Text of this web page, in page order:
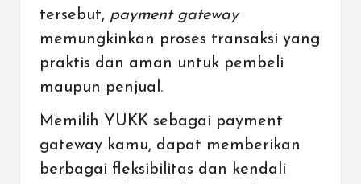
tersebut, payment gateway
memungkinkan proses transaksi yang
praktis dan aman untuk pembeli
maupun penjual.
Memilih YUKK sebagai payment
gateway kamu, dapat memberikan
berbagai fleksibilitas dan kendali